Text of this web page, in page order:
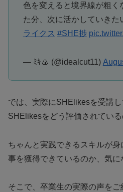
色を変えると境界線が粗く
た分、次に活かしていきた
ライクス #SHE捗
— ﾐｷ🍙 (@idealcut11)
では、実際にSHElikesを受講し
SHElikesをどう評価されてい
ちゃんと実践できるスキルが
事を獲得できているのか、気に
そこで、卒業生の実際の声を